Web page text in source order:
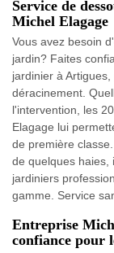
Service de
Michel Elagage
Vous avez besoin
jardin? Faites
jardinier à
déracinement.
l'intervention, les
Elagage lui
de première
de quelques haies,
jardiniers
gamme. Service
Entreprise
confiance pour